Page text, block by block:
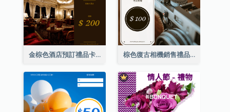
金棕色酒店預訂禮品卡 棕色復古相機銷售禮品卡